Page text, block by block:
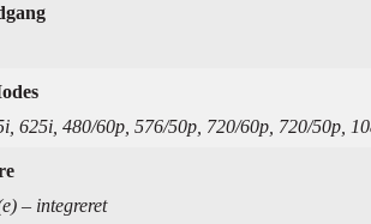
625i, 480/60p, 576/50p, 720/60p, 720/50p,
– integreret